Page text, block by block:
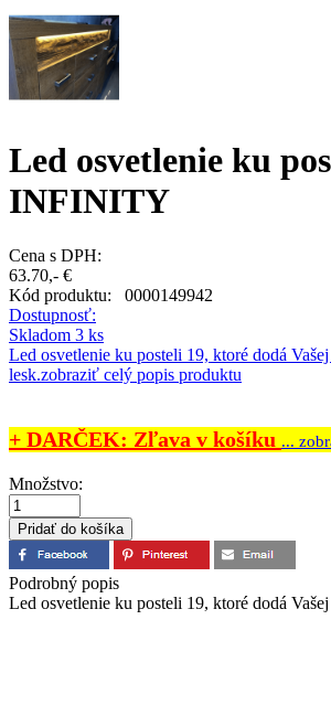
Led osvetlenie ku
INFINITY
Cena s DPH:
63.70,- €
Kód produktu: 0000149942
Dostupnosť:
Skladom 3 ks
Led osvetlenie ku posteli 19, ktoré dodá
lesk.zobraziť celý popis produktu
+ DARČEK: Zľava v košíku ...
Množstvo:
Podrobný popis
Led osvetlenie ku posteli 19, ktoré dodá